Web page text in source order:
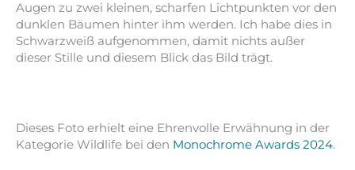
Augen zu zwei kleinen, scharfen Lichtpunkten vor den
dunklen Bäumen hinter ihm werden. Ich habe dies in
Schwarzweiß aufgenommen, damit nichts außer
dieser Stille und diesem Blick das Bild trägt.
Dieses Foto erhielt eine Ehrenvolle Erwähnung in der
Kategorie Wildlife bei den Monochrome Awards 2024.